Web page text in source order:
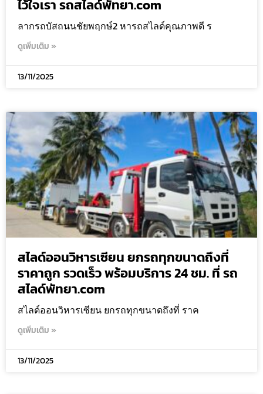
ไว้ใจเรา รถสไลด์พัทยา.com
ลากรถบัสถนนชัยพฤกษ์2 หารถสไลด์คุณภาพดี ร
ดูเพิ่มเติม »
13/11/2025
สไลด์ออนวิหารเซียน ยกรถทุกขนาดถึงที่
ราคาถูก รวดเร็ว พร้อมบริการ 24 ชม. ที่ รถ
สไลด์พัทยา.com
สไลด์ออนวิหารเซียน ยกรถทุกขนาดถึงที่ ราค
ดูเพิ่มเติม »
13/11/2025